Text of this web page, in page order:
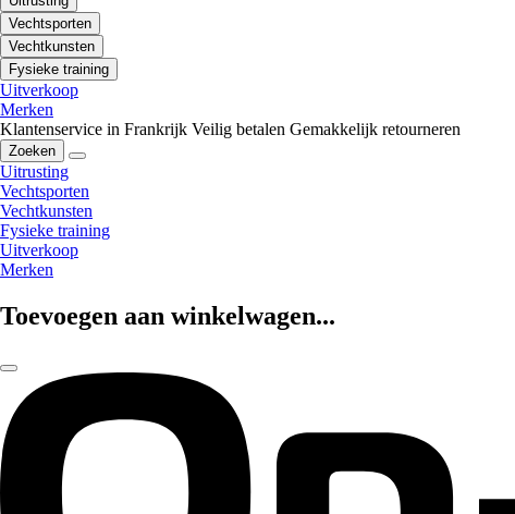
Vechtsporten
Vechtkunsten
Fysieke training
Uitverkoop
Merken
Klantenservice in Frankrijk Veilig betalen Gemakkelijk retourneren
Zoeken
Uitrusting
Vechtsporten
Vechtkunsten
Fysieke training
Uitverkoop
Merken
Toevoegen aan winkelwagen...